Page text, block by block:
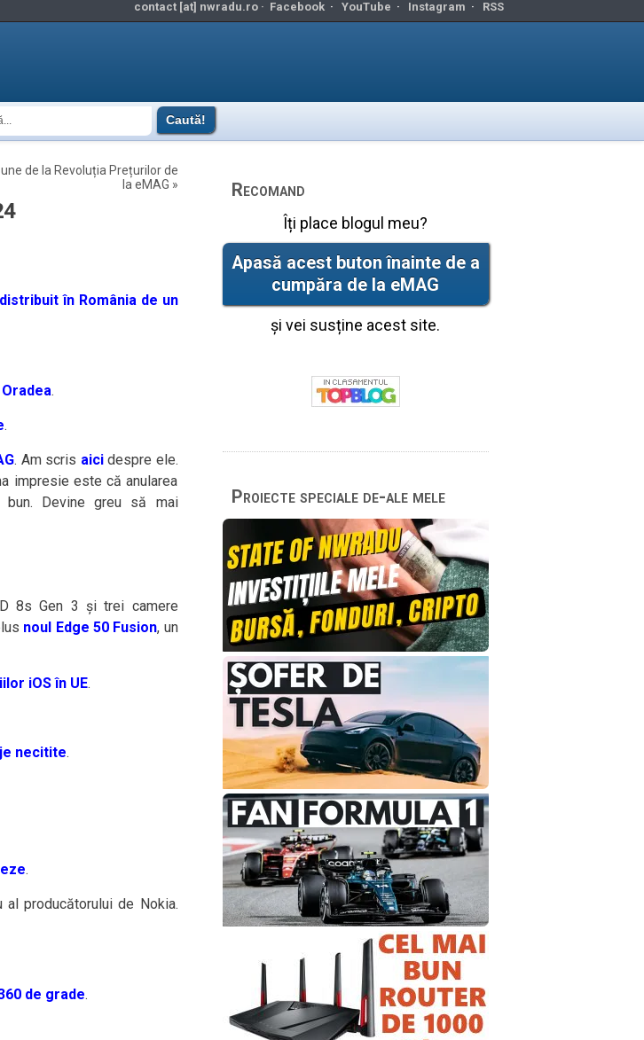
contact [at] nwradu.ro · Facebook· YouTube · Instagram · RSS
de la Revoluția Prețurilor de
la eMAG »
în România de un
.
.
. Am scris aicidespre ele.
impresie este că anularea
Devine greu să mai
8s Gen 3 și trei camere
noul Edge 50 Fusion, un
iOS în UE.
necitite.
.
producătorului de Nokia.
de grade.
Recomand
Îți place blogul meu?
Apasă acest buton înainte de a
cumpăra de la eMAG
și vei susține acest site.
Proiecte speciale de-ale mele